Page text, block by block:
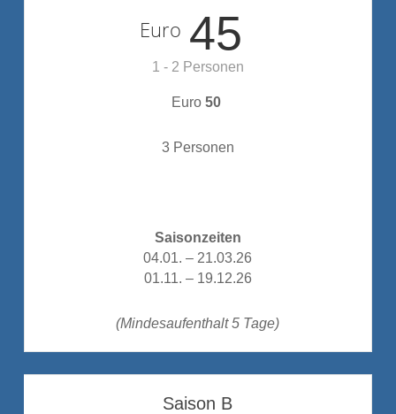
Euro45
1 - 2 Personen
Euro 50
3 Personen
Saisonzeiten
04.01. – 21.03.26
01.11. – 19.12.26
(Mindesaufenthalt 5 Tage)
Saison B